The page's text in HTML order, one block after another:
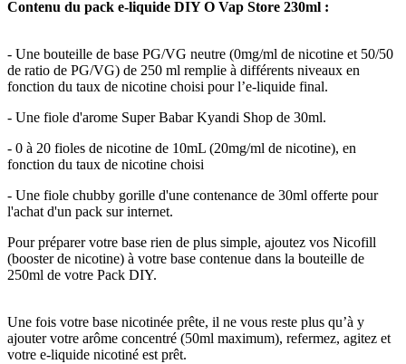
Contenu du pack e-liquide DIY O Vap Store 230ml :
- Une bouteille de base PG/VG neutre (0mg/ml de nicotine et 50/50
de ratio de PG/VG) de 250 ml remplie à différents niveaux en
fonction du taux de nicotine choisi pour l’e-liquide final.
- Une fiole d'arome Super Babar Kyandi Shop de 30ml.
- 0 à 20 fioles de nicotine de 10mL (20mg/ml de nicotine), en
fonction du taux de nicotine choisi
- Une fiole chubby gorille d'une contenance de 30ml offerte pour
l'achat d'un pack sur internet.
Pour préparer votre base rien de plus simple, ajoutez vos Nicofill
(booster de nicotine) à votre base contenue dans la bouteille de
250ml de votre Pack DIY.
Une fois votre base nicotinée prête, il ne vous reste plus qu’à y
ajouter votre arôme concentré (50ml maximum), refermez, agitez et
votre e-liquide nicotiné est prêt.